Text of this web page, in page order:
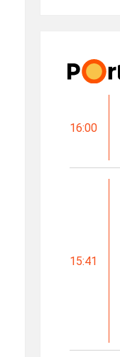
16:00
15:41